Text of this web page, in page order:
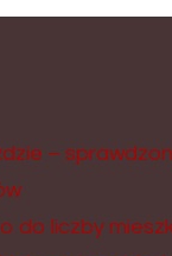
–
do liczby